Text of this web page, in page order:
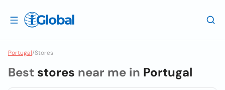
Portugal/Stores
Best stores near me in Portugal